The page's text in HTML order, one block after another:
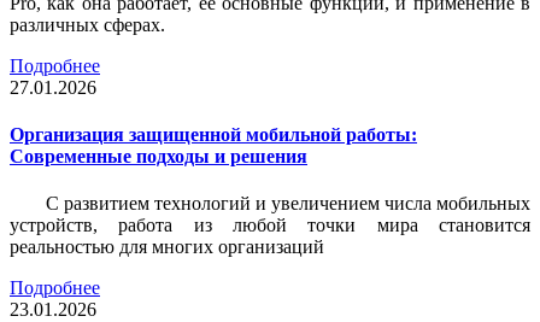
различных сферах.
Подробнее
27.01.2026
Организация защищенной мобильной работы:
Современные подходы и решения
С развитием технологий и увеличением числа мобильных
устройств, работа из любой точки мира становится
реальностью для многих организаций
Подробнее
23.01.2026